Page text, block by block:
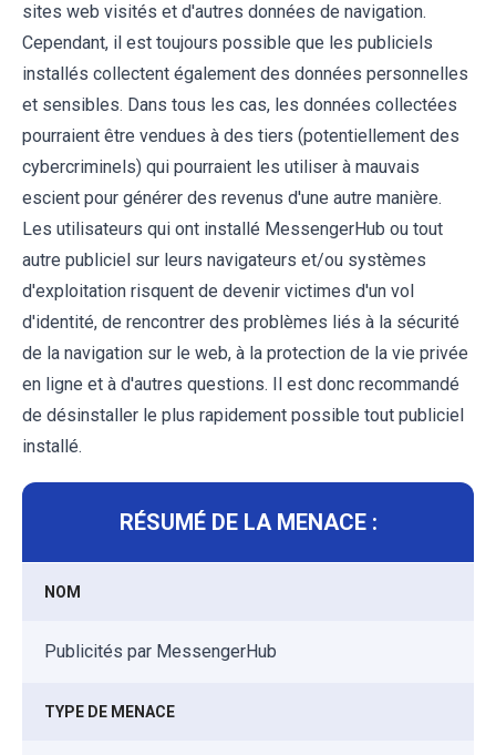
sites web visités et d'autres données de navigation.
Cependant, il est toujours possible que les publiciels
installés collectent également des données personnelles
et sensibles. Dans tous les cas, les données collectées
pourraient être vendues à des tiers (potentiellement des
cybercriminels) qui pourraient les utiliser à mauvais
escient pour générer des revenus d'une autre manière.
Les utilisateurs qui ont installé MessengerHub ou tout
autre publiciel sur leurs navigateurs et/ou systèmes
d'exploitation risquent de devenir victimes d'un vol
d'identité, de rencontrer des problèmes liés à la sécurité
de la navigation sur le web, à la protection de la vie privée
en ligne et à d'autres questions. Il est donc recommandé
de désinstaller le plus rapidement possible tout publiciel
installé.
RÉSUMÉ DE LA MENACE :
NOM
Publicités par MessengerHub
TYPE DE MENACE